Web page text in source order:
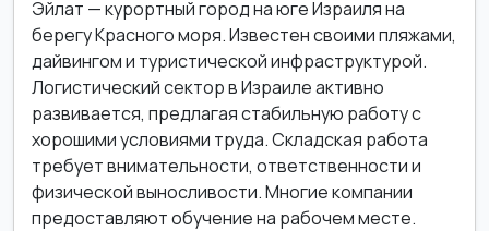
Эйлат — курортный город на юге Израиля на
берегу Красного моря. Известен своими пляжами,
дайвингом и туристической инфраструктурой.
Логистический сектор в Израиле активно
развивается, предлагая стабильную работу с
хорошими условиями труда. Складская работа
требует внимательности, ответственности и
физической выносливости. Многие компании
предоставляют обучение на рабочем месте.